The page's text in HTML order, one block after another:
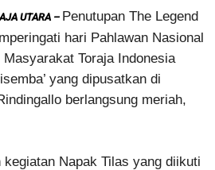
UTARA – Penutupan The Legend
hari Pahlawan Nasional
Toraja Indonesia
yang dipusatkan di
berlangsung meriah,
kegiatan Napak Tilas yang diikuti